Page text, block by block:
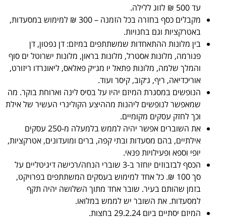
עד 500 ₪ לזוג ללילה.
מקבלים כסף בחזרה בכל הזמנה – 300 ₪ למימוש במסעדות,
באטרקציות וגם בחנויות.
בין מלונות ההתאחדות שמשתתפים במיזם: דן נפטון, דן
פנורמה, מלונות אסטרל, מלונות בראון, מלונות ישרוטל ים סוף
והמלך שלמה, מלונות פתאל יו מג׳יק פאלאס, ליאונרדו ריזורט,
אוריכדיאה, ריף, ג׳קוב, קיסר ועוד.
הנופשים במסגרת המיזם יהיו על בסיס לינה וארוחת בוקר. מה
שמאפשר לנופשים ליהנות מההיצע הקולינרי העשיר של אילת
וכך לחזק עסקים מקומיים.
את השוברים אפשר יהיה לממש בלמעלה מ-250 עסקים
אילתיים, בהם מסעדות ובתי קפה, ברים ומועדונים, אטרקציות,
יופי וספא ופעילויות פנאי.
הכסף לבזבוזים יוחזר ב-3 שוברי הנחה/רכישה דיגיטליים על
סך 100 ₪. כל אחד למימוש בעסקים המשתתפים בפרויקט,
בזמן שהותם בעיר. שובר אחד מתוך השלושה יהיה תקף
למסעדות. את השובר יש לממש במלואו.
המיזם יסתיים ביום 29.2.24 בחצות.